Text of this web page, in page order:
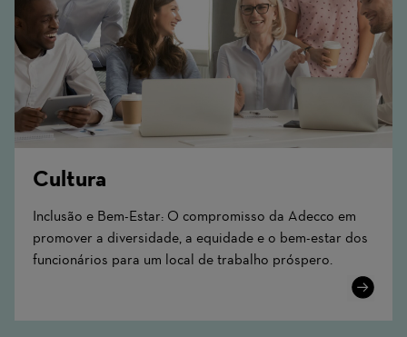
Cultura
Inclusão e Bem-Estar: O compromisso da Adecco em
promover a diversidade, a equidade e o bem-estar dos
funcionários para um local de trabalho próspero.
Learn